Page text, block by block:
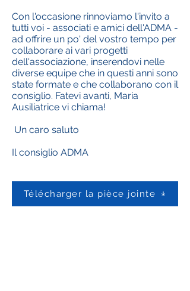
Con l'occasione rinnoviamo l'invito a
tutti voi - associati e amici dell'ADMA -
ad offrire un po' del vostro tempo per
collaborare ai vari progetti
dell'associazione, inserendovi nelle
diverse equipe che in questi anni sono
state formate e che collaborano con il
consiglio. Fatevi avanti, Maria
Ausiliatrice vi chiama!
Un caro saluto
Il consiglio ADMA
Télécharger la pièce jointe